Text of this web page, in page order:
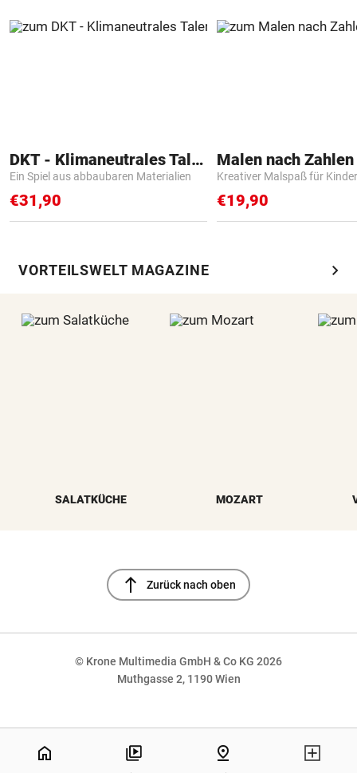
DKT - Klimaneutrales Talent
Ein Spiel aus abbaubaren Materialien
€31,90
Kreativer Malspaß für Kinder
€19,90
VORTEILSWELT MAGAZINE chevron_right
SALATKÜCHE MOZART
north Zurück nach oben
© Krone Multimedia GmbH & Co KG 2026
Muthgasse 2, 1190 Wien
home pin_drop
NaN%